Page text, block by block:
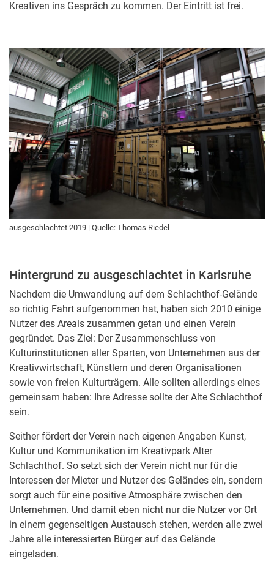
Kreativen ins Gespräch zu kommen. Der Eintritt ist frei.
ausgeschlachtet 2019 | Quelle: Thomas Riedel
Hintergrund zu ausgeschlachtet in Karlsruhe
Nachdem die Umwandlung auf dem Schlachthof-Gelände
so richtig Fahrt aufgenommen hat, haben sich 2010 einige
Nutzer des Areals zusammen getan und einen Verein
gegründet. Das Ziel: Der Zusammenschluss von
Kulturinstitutionen aller Sparten, von Unternehmen aus der
Kreativwirtschaft, Künstlern und deren Organisationen
sowie von freien Kulturträgern. Alle sollten allerdings eines
gemeinsam haben: Ihre Adresse sollte der Alte Schlachthof
sein.
Seither fördert der Verein nach eigenen Angaben Kunst,
Kultur und Kommunikation im Kreativpark Alter
Schlachthof. So setzt sich der Verein nicht nur für die
Interessen der Mieter und Nutzer des Geländes ein, sondern
sorgt auch für eine positive Atmosphäre zwischen den
Unternehmen. Und damit eben nicht nur die Nutzer vor Ort
in einem gegenseitigen Austausch stehen, werden alle zwei
Jahre alle interessierten Bürger auf das Gelände
eingeladen.